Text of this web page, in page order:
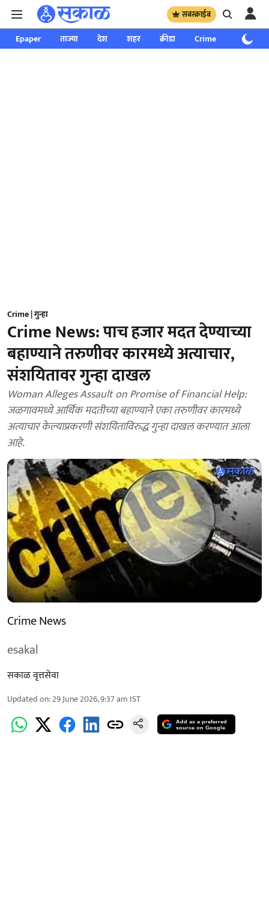
सबस्क्राईब
Epaper ताज्या देश शहर क्रीडा Crime साप्ताहिक
Crime | गुन्हा
Crime News: पाच हजार मदत देण्याच्या
बहाण्याने तरुणीवर कारमध्ये अत्याचार,
संशयितावर गुन्हा दाखल
Woman Alleges Assault on Promise of Financial Help:
जळगावमध्ये आर्थिक मदतीच्या बहाण्याने एका तरुणीवर कारमध्ये
अत्याचार केल्याप्रकरणी संशयिताविरुद्ध गुन्हा दाखल करण्यात आला
आहे.
Crime News
esakal
सकाळ वृत्तसेवा
Updated on:29 June 2026, 9:37 am IST
Add as a preferred
source on Google